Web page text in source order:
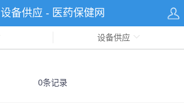
设备供应 - 医药保健网
设备供应
0条记录